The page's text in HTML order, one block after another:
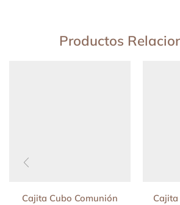
Productos
Cajita Cubo Comunión